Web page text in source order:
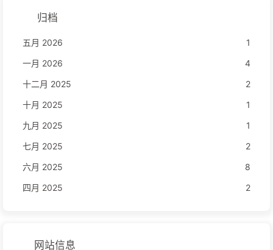
归档
五月 2026
1
一月 2026
4
十二月 2025
2
十月 2025
1
九月 2025
1
七月 2025
2
六月 2025
8
四月 2025
2
网站信息